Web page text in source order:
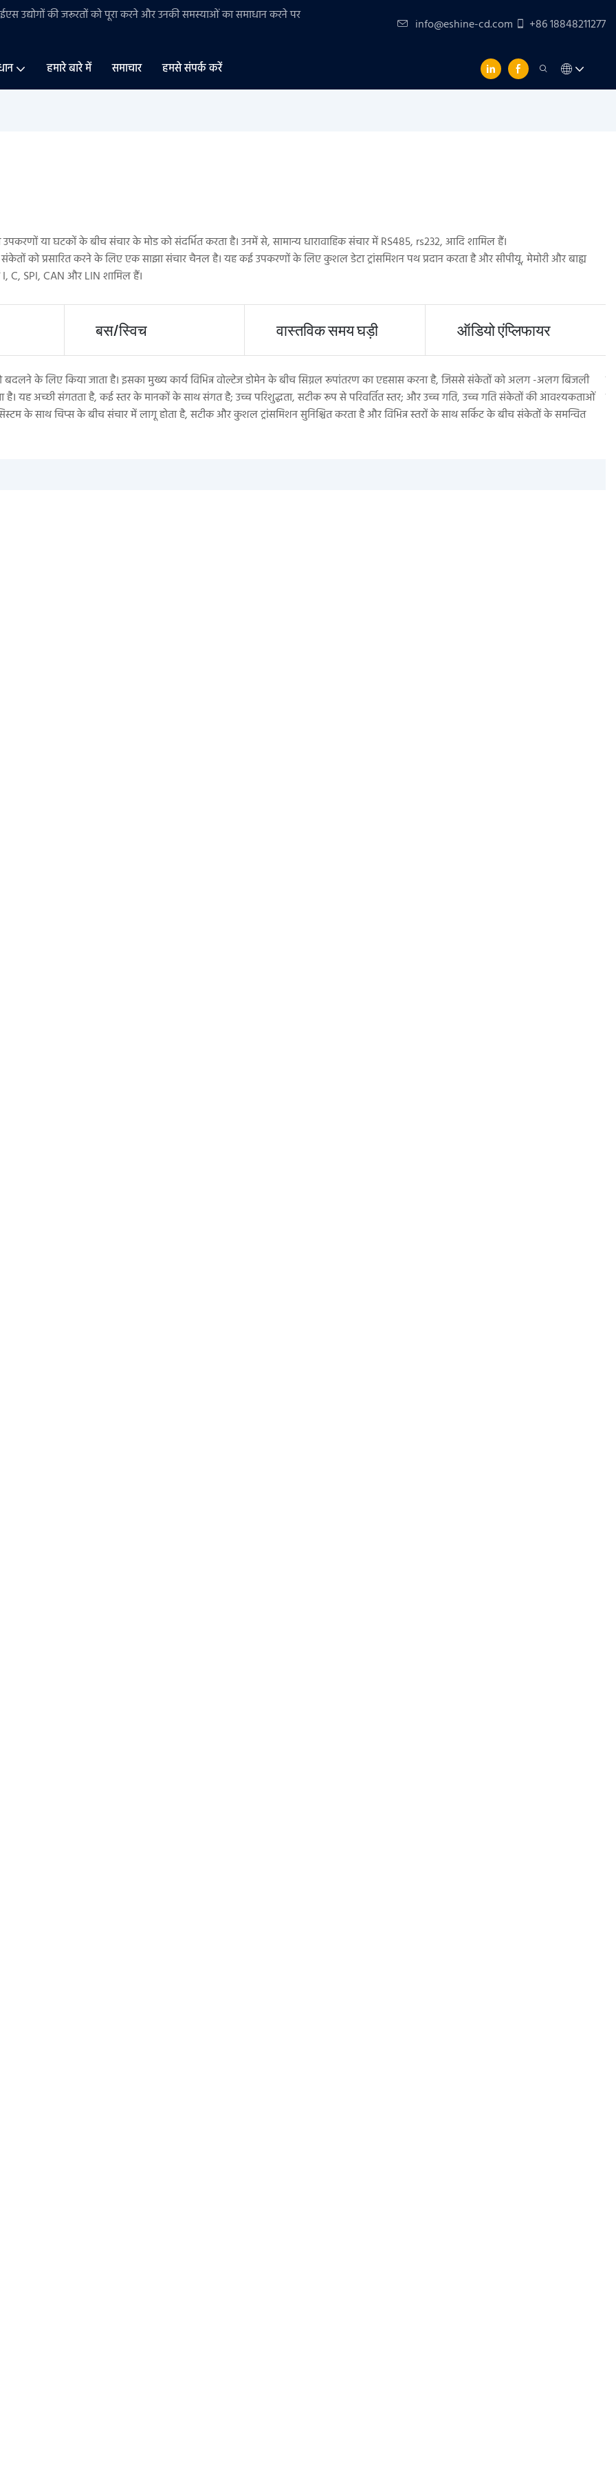
उद्योगों कीजरूरतों को पूरा करने और उनकी समस्याओं का समाधान करने पर
info@eshine-cd.com +86 18848211277
हमारे बारे में समाचार हमसे संपर्क करें
या घटकों के बीच संचार के मोड को संदर्भित करता है। उनमें से, सामान्य धारावाहिक संचार में RS485, rs232, आदि शामिल हैं।
को प्रसारित करने के लिए एक साझा संचार चैनल है। यह कई उपकरणों के लिए कुशल डेटा ट्रांसमिशन पथ प्रदान करता है और सीपीयू, मेमोरी और बाह्य
C, SPI, CAN और LIN शामिल हैं।
बस/स्विच वास्तविक समय घड़ी ऑडियो एंप्लिफायर
के लिए किया जाता है। इसका मुख्य कार्य विभिन्न वोल्टेज डोमेन के बीच सिग्नल रूपांतरण का एहसास करना है, जिससे संकेतों को अलग -अलग बिजली
है। यह अच्छी संगतता है, कई स्तर के मानकों के साथ संगत है; उच्च परिशुद्धता, सटीक रूप से परिवर्तित स्तर; और उच्च गति, उच्च गति संकेतों की आवश्यकताओं
के साथ चिप्स के बीच संचार में लागू होता है, सटीक और कुशल ट्रांसमिशन सुनिश्चित करता है और विभिन्न स्तरों के साथ सर्किट के बीच संकेतों के समन्वित